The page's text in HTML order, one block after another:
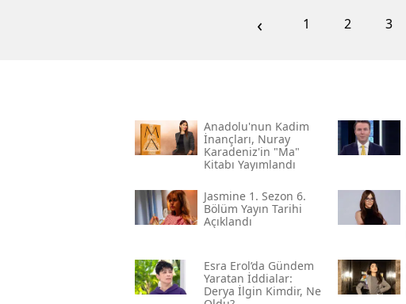
‹ 1 2 3
Anadolu'nun Kadim
İnançları, Nuray
Karadeniz'in "ma"
Kitabı Yayımlandı
Jasmine 1. Sezon 6.
Bölüm Yayın Tarihi
Açıklandı
Esra Erol’da Gündem
Yaratan İddialar:
Derya İlgin Kimdir, Ne